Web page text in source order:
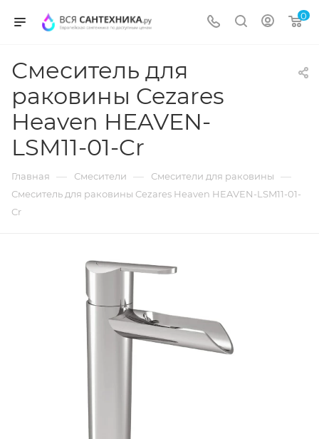
0
Смеситель для
раковины Cezares
Heaven HEAVEN-
LSM11-01-Cr
Главная — Смесители — Смесители для раковины —
Смеситель для раковины Cezares Heaven HEAVEN-LSM11-01-
Cr